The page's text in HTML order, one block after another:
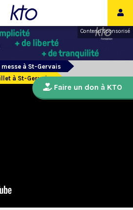
Contenu sponsorisé
messe à St-Gervais
à St-Gervais
Faire un don à KTO